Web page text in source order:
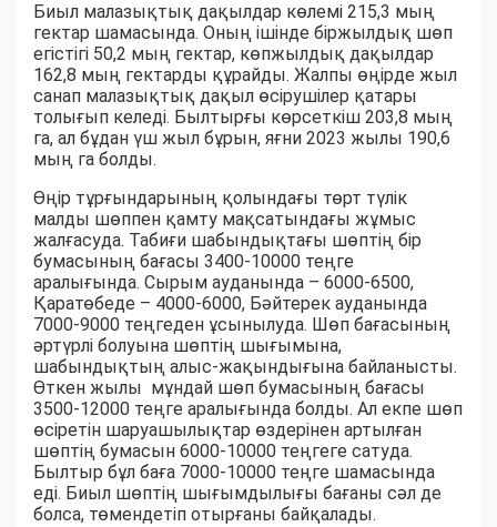
Биыл малазықтық дақылдар көлемі 215,3 мың
гектар шамасында. Оның ішінде біржылдық шөп
егістігі 50,2 мың гектар, көпжылдық дақылдар
162,8 мың гектарды құрайды. Жалпы өңірде жыл
санап малазықтық дақыл өсірушілер қатары
толығып келеді. Былтырғы көрсеткіш 203,8 мың
га, ал бұдан үш жыл бұрын, яғни 2023 жылы 190,6
мың га болды.
Өңір тұрғындарының қолындағы төрт түлік
малды шөппен қамту мақсатындағы жұмыс
жалғасуда. Табиғи шабындықтағы шөптің бір
бумасының бағасы 3400-10000 теңге
аралығында. Сырым ауданында – 6000-6500,
Қаратөбеде – 4000-6000, Бәйтерек ауданында
7000-9000 теңгеден ұсынылуда. Шөп бағасының
әртүрлі болуына шөптің шығымына,
шабындықтың алыс-жақындығына байланысты.
Өткен жылы мұндай шөп бумасының бағасы
3500-12000 теңге аралығында болды. Ал екпе шөп
өсіретін шаруашылықтар өздерінен артылған
шөптің бумасын 6000-10000 теңгеге сатуда.
Былтыр бұл баға 7000-10000 теңге шамасында
еді. Биыл шөптің шығымдылығы бағаны сәл де
болса, төмендетіп отырғаны байқалады.